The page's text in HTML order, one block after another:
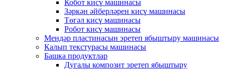
Кобот кисү машинасы
Зәркән әйберләрен кисү машинасы
Төгәл кисү машинасы
Робот кисү машинасы
Мендәр пластинасын эретеп ябыштыру машинасы
Калып текстурасы машинасы
Башка продуктлар
Дугалы композит эретеп ябыштыру